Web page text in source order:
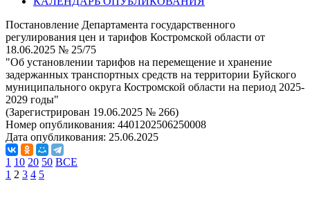
Постановление Департамента государственного
регулирования цен и тарифов Костромской области от
18.06.2025 № 25/75
"Об установлении тарифов на перемещение и хранение
задержанных транспортных средств на территории Буйского
муниципального округа Костромской области на период 2025-
2029 годы"
(Зарегистрирован 19.06.2025 № 266)
Номер опубликования: 4401202506250008
Дата опубликования: 25.06.2025
1 10 20 50 ВСЕ
1 2 3 4 5